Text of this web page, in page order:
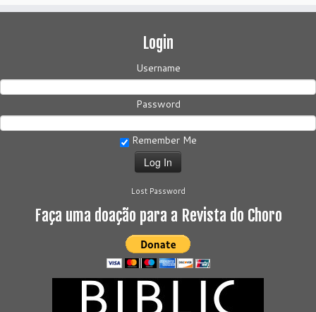
Login
Username
Password
Remember Me
Lost Password
Faça uma doação para a Revista do Choro